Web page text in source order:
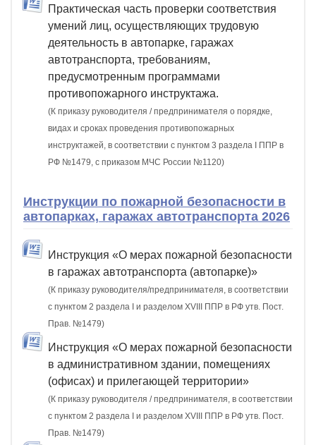
Практическая часть проверки соответствия
умений лиц, осуществляющих трудовую
деятельность в автопарке, гаражах
автотранспорта, требованиям,
предусмотренным программами
противопожарного инструктажа.
(К приказу руководителя / предпринимателя о порядке,
видах и сроках проведения противопожарных
инструктажей, в соответствии с пунктом 3 раздела I ППР в
РФ №1479, с приказом МЧС России №1120)
Инструкции по пожарной безопасности в
автопарках, гаражах автотранспорта 2026
Инструкция «О мерах пожарной безопасности
в гаражах автотранспорта (автопарке)»
(К приказу руководителя/предпринимателя, в соответствии
с пунктом 2 раздела I и разделом XVIII ППР в РФ утв. Пост.
Прав. №1479)
Инструкция «О мерах пожарной безопасности
в административном здании, помещениях
(офисах) и прилегающей территории»
(К приказу руководителя / предпринимателя, в соответствии
с пунктом 2 раздела I и разделом XVIII ППР в РФ утв. Пост.
Прав. №1479)